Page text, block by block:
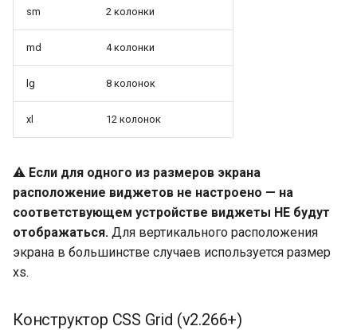
sm 2 колонки
md 4 колонки
lg 8 колонок
xl 12 колонок
⚠️ Если для одного из размеров экрана
расположение виджетов не настроено — на
соответствующем устройстве виджеты НЕ будут
отображаться. Для вертикального расположения
экрана в большинстве случаев используется размер
xs.
Конструктор CSS Grid (v2.266+)